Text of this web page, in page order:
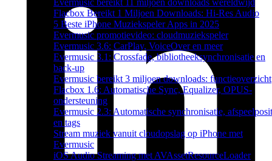
Evermusic bereikt 11 miljoen downloads wereldwijd
Flacbox Bereikt 1 Miljoen Downloads: Hi-Res Audio
5 Beste iPhone Muziekspeler Apps in 2025
Evermusic promotievideo: cloudmuziekspeler
Evermusic 3.6: CarPlay, VoiceOver en meer
Evermusic 3.1: Crossfade, bibliotheeksynchronisatie en
back-up
Evermusic bereikt 3 miljoen downloads: functieoverzicht
Flacbox 1.6: Automatische Sync, Equalizer, OPUS-
ondersteuning
Evermusic 2.3: Automatische synchronisatie,
en tags
Stream muziek vanuit cloudopslag op iPhone met
Evermusic
iOS Audio Streaming met AVAssetResourceLoader